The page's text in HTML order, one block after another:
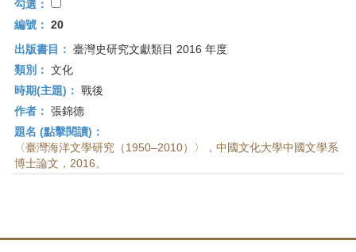
勾選：
編號： 20
出版書目： 臺灣史研究文獻類目 2016 年度
類別： 文化
時期(主題)： 戰後
作者： 張錦德
題名 (點擊閱讀)：
〈臺灣海洋文學研究（1950–2010）〉，中國文化大學中國文學系
博士論文，2016。